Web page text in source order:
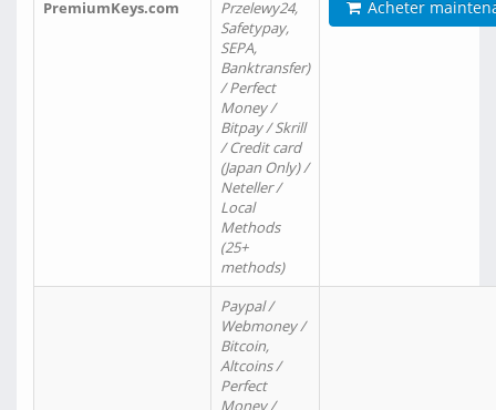
PremiumKeys.com
Przelewy24,
Safetypay,
SEPA,
Banktransfer)
/ Perfect
Money /
Bitpay / Skrill
/ Credit card
(Japan Only) /
Neteller /
Local
Methods
(25+
methods)
Acheter
Paypal /
Webmoney /
Bitcoin,
Altcoins /
Perfect
Money /